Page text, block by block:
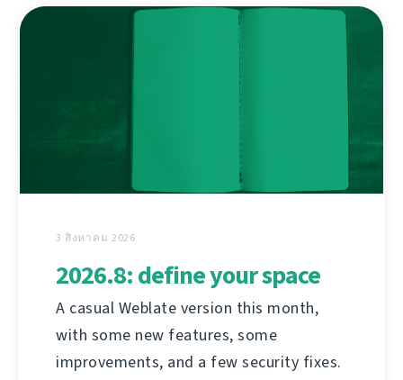
3 สิงหาคม 2026
2026.8: define your space
A casual Weblate version this month,
with some new features, some
improvements, and a few security fixes.